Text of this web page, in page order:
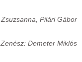
Pilári Gábor
Zenész: Demeter Miklós